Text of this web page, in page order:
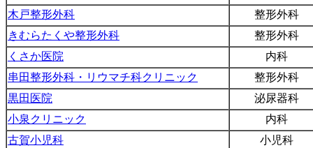
木戸整形外科
整形外科
きむらたくや整形外科
整形外科
くさか医院
内科
串田整形外科・リウマチ科クリニック
整形外科
黒田医院
泌尿器科
小泉クリニック
内科
古賀小児科
小児科